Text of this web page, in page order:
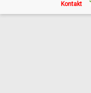
Kontakt